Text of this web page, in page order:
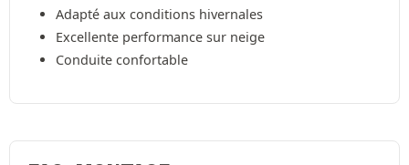
Adapté aux conditions hivernales
Excellente performance sur neige
Conduite confortable